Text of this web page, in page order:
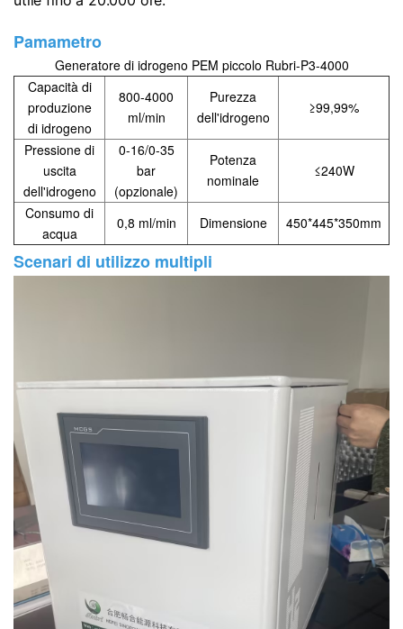
Pamametro
Generatore di idrogeno PEM piccolo Rubri-P3-4000
Capacità di
produzione
di idrogeno
800-4000
ml/min
Purezza
dell'idrogeno
≥99,99%
Pressione di
uscita
dell'idrogeno
0-16/0-35
bar
(opzionale)
Potenza
nominale
≤240W
Consumo di
acqua
0,8 ml/min Dimensione 450*445*350mm
Scenari di utilizzo multipli